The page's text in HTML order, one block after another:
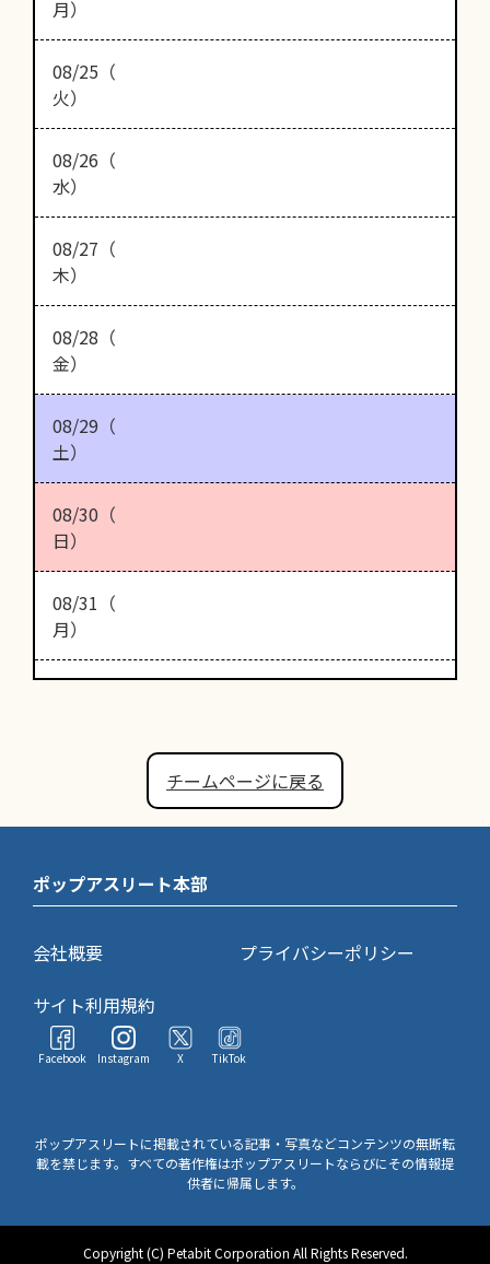
月）
08/25（
火）
08/26（
水）
08/27（
木）
08/28（
金）
08/29（
土）
08/30（
日）
08/31（
月）
チームページに戻る
ポップアスリート本部
会社概要
プライバシーポリシー
サイト利用規約
Facebook Instagram X TikTok
ポップアスリートに掲載されている記事・写真などコンテンツの無断転
載を禁じます。すべての著作権はポップアスリートならびにその情報提
供者に帰属します。
Copyright (C) Petabit Corporation All Rights Reserved.